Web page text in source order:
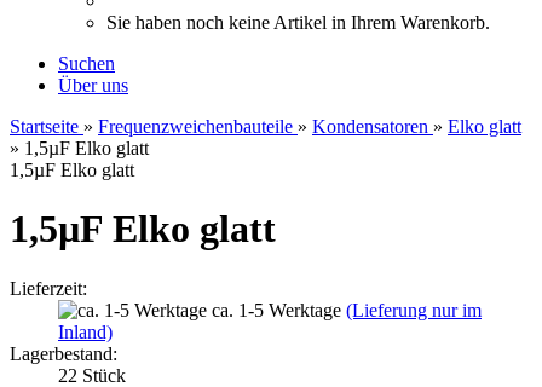
Sie haben noch keine Artikel in Ihrem Warenkorb.
Suchen
Über uns
Startseite » Frequenzweichenbauteile » Kondensatoren » Elko glatt
» 1,5µF Elko glatt
1,5µF Elko glatt
1,5µF Elko glatt
Lieferzeit:
ca. 1-5 Werktage (Lieferung nur im
Inland)
Lagerbestand:
22 Stück